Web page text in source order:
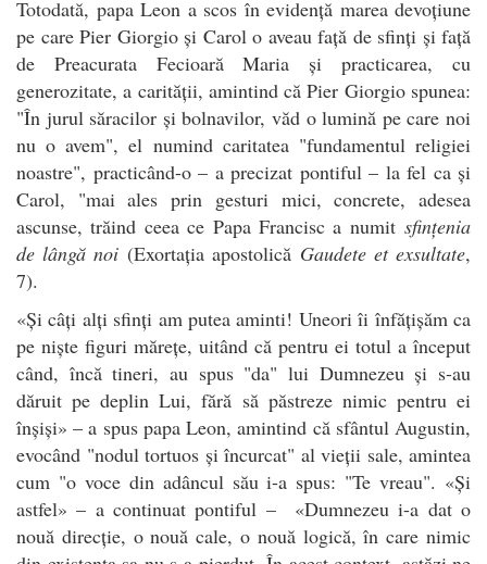
Totodată, papa Leon a scos în evidență marea devoțiune
pe care Pier Giorgio și Carol o aveau față de sfinți și față
de Preacurata Fecioară Maria și practicarea, cu
generozitate, a carității, amintind că Pier Giorgio spunea:
"În jurul săracilor și bolnavilor, văd o lumină pe care noi
nu o avem", el numind caritatea "fundamentul religiei
noastre", practicând-o – a precizat pontiful – la fel ca și
Carol, "mai ales prin gesturi mici, concrete, adesea
ascunse, trăind ceea ce Papa Francisc a numit sfințenia
de lângă noi (Exortația apostolică Gaudete et exsultate,
7).
«Și câți alți sfinți am putea aminti! Uneori îi înfățișăm ca
pe niște figuri mărețe, uitând că pentru ei totul a început
când, încă tineri, au spus "da" lui Dumnezeu și s-au
dăruit pe deplin Lui, fără să păstreze nimic pentru ei
înșiși» – a spus papa Leon, amintind că sfântul Augustin,
evocând "nodul tortuos și încurcat" al vieții sale, amintea
cum "o voce din adâncul său i-a spus: "Te vreau". «Și
astfel» – a continuat pontiful – «Dumnezeu i-a dat o
nouă direcție, o nouă cale, o nouă logică, în care nimic